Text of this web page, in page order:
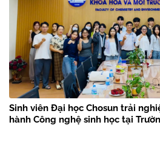
Sinh viên Đại học Chosun trải
hành Công nghệ sinh học tại